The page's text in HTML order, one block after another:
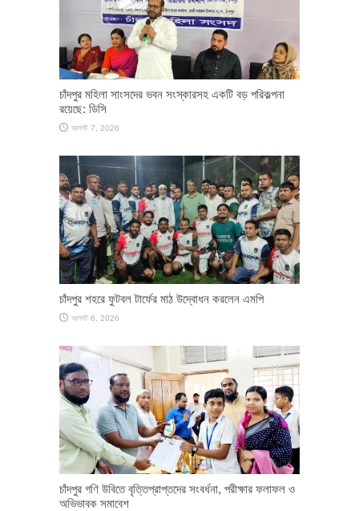
চাঁদপুর মহিলা সাংসদের ভবন সংস্কারসহ একটি বড় পরিকল্পনা
রয়েছে: ডিসি
আগস্ট 7, 2026
চাঁদপুর শহরে ফুটবল টার্ফের মাঠ উদ্বোধন করলেন এমপি
আগস্ট 6, 2026
চাঁদপুর গণি উবিতে বৃত্তিপ্রাপ্তদের সংবর্ধনা, পরীক্ষার ফলাফল ও
অভিভাবক সমাবেশ